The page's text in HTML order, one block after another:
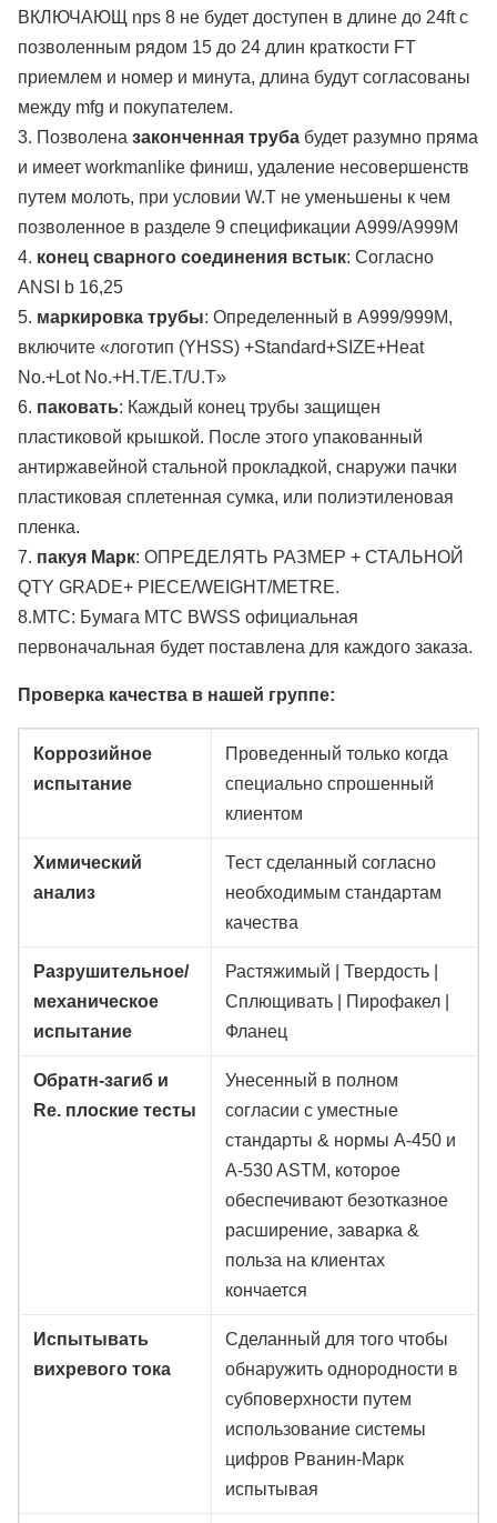
ВКЛЮЧАЮЩ nps 8 не будет доступен в длине до 24ft с
позволенным рядом 15 до 24 длин краткости FT
приемлем и номер и минута, длина будут согласованы
между mfg и покупателем.
3. Позволена законченная труба будет разумно пряма
и имеет workmanlike финиш, удаление несовершенств
путем молоть, при условии W.T не уменьшены к чем
позволенное в разделе 9 спецификации A999/A999M
4. конец сварного соединения встык: Согласно
ANSI b 16,25
5. маркировка трубы: Определенный в A999/999M,
включите «логотип (YHSS) +Standard+SIZE+Heat
No.+Lot No.+H.T/E.T/U.T»
6. паковать: Каждый конец трубы защищен
пластиковой крышкой. После этого упакованный
антиржавейной стальной прокладкой, снаружи пачки
пластиковая сплетенная сумка, или полиэтиленовая
пленка.
7. пакуя Марк: ОПРЕДЕЛЯТЬ РАЗМЕР + СТАЛЬНОЙ
QTY GRADE+ PIECE/WEIGHT/METRE.
8.MTC: Бумага MTC BWSS официальная
первоначальная будет поставлена для каждого заказа.
Проверка качества в нашей группе:
Коррозийное
испытание
Проведенный только когда
специально спрошенный
клиентом
Химический
анализ
Тест сделанный согласно
необходимым стандартам
качества
Разрушительное/
механическое
испытание
Растяжимый | Твердость |
Сплющивать | Пирофакел |
Фланец
Обратн-загиб и
Re. плоские тесты
Унесенный в полном
согласии с уместные
стандарты & нормы A-450 и
A-530 ASTM, которое
обеспечивают безотказное
расширение, заварка &
польза на клиентах
кончается
Испытывать
вихревого тока
Сделанный для того чтобы
обнаружить однородности в
субповерхности путем
использование системы
цифров Рванин-Марк
испытывая